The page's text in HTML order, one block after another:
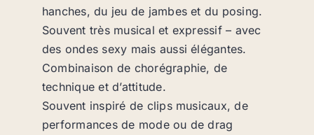
hanches, du jeu de jambes et du posing.
Souvent très musical et expressif – avec
des ondes sexy mais aussi élégantes.
Combinaison de chorégraphie, de
technique et d’attitude.
Souvent inspiré de clips musicaux, de
performances de mode ou de drag